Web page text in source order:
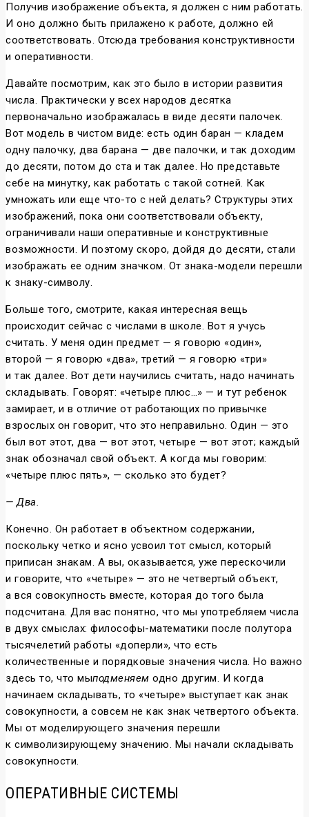
Получив изображение объекта, я должен с ним работать.
И оно должно быть прилажено к работе, должно ей
соответствовать. Отсюда требования конструктивности
и оперативности.
Давайте посмотрим, как это было в истории развития
числа. Практически у всех народов десятка
первоначально изображалась в виде десяти палочек.
Вот модель в чистом виде: есть один баран — кладем
одну палочку, два барана — две палочки, и так доходим
до десяти, потом до ста и так далее. Но представьте
себе на минутку, как работать с такой сотней. Как
умножать или еще что-то с ней делать? Структуры этих
изображений, пока они соответствовали объекту,
ограничивали наши оперативные и конструктивные
возможности. И поэтому скоро, дойдя до десяти, стали
изображать ее одним значком. От знака-модели перешли
к знаку-символу.
Больше того, смотрите, какая интересная вещь
происходит сейчас с числами в школе. Вот я учусь
считать. У меня один предмет — я говорю «один»,
второй — я говорю «два», третий — я говорю «три»
и так далее. Вот дети научились считать, надо начинать
складывать. Говорят: «четыре плюс…» — и тут ребенок
замирает, и в отличие от работающих по привычке
взрослых он говорит, что это неправильно. Один — это
был вот этот, два — вот этот, четыре — вот этот; каждый
знак обозначал свой объект. А когда мы говорим:
«четыре плюс пять», — сколько это будет?
— Два.
Конечно. Он работает в объектном содержании,
поскольку четко и ясно усвоил тот смысл, который
приписан знакам. А вы, оказывается, уже перескочили
и говорите, что «четыре» — это не четвертый объект,
а вся совокупность вместе, которая до того была
подсчитана. Для вас понятно, что мы употребляем числа
в двух смыслах: философы-математики после полутора
тысячелетий работы «доперли», что есть
количественные и порядковые значения числа. Но важно
здесь то, что мыподменяем одно другим. И когда
начинаем складывать, то «четыре» выступает как знак
совокупности, а совсем не как знак четвертого объекта.
Мы от моделирующего значения перешли
к символизирующему значению. Мы начали складывать
совокупности.
ОПЕРАТИВНЫЕ СИСТЕМЫ